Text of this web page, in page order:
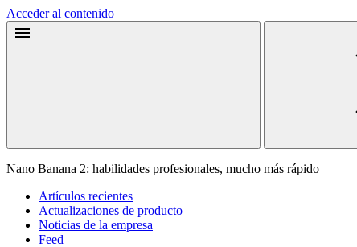
Acceder al contenido
Nano Banana 2: habilidades profesionales, mucho más rápido
Artículos recientes
Actualizaciones de producto
Noticias de la empresa
Feed